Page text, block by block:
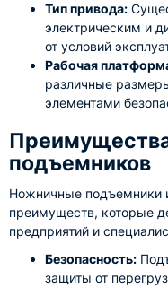
Тип привода:
электрическим и
от условий
Рабочая
различные
элементами
подъемников
Ножничные подъемники
преимуществ, которые
предприятий и
Безопасность:
защиты от